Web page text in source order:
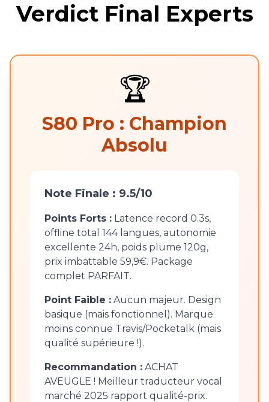
Verdict Final Experts
🏆
S80 Pro : Champion
Absolu
Note Finale : 9.5/10
Points Forts : Latence record 0.3s,
offline total 144 langues, autonomie
excellente 24h, poids plume 120g,
prix imbattable 59,9€. Package
complet PARFAIT.
Point Faible : Aucun majeur. Design
basique (mais fonctionnel). Marque
moins connue Travis/Pocketalk (mais
qualité supérieure !).
Recommandation : ACHAT
AVEUGLE ! Meilleur traducteur vocal
marché 2025 rapport qualité-prix.